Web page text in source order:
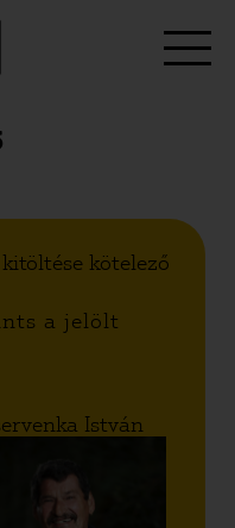
kötelező
a jelölt
István